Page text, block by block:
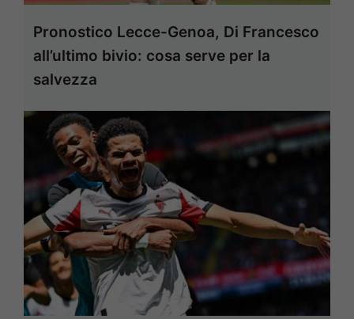
Pronostico Lecce-Genoa, Di Francesco
all’ultimo bivio: cosa serve per la
salvezza